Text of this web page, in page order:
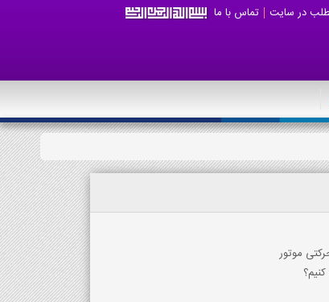
در سایت تماس با ما
موتور